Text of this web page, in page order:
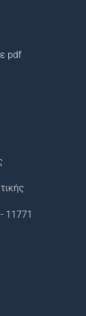
pdf
11771